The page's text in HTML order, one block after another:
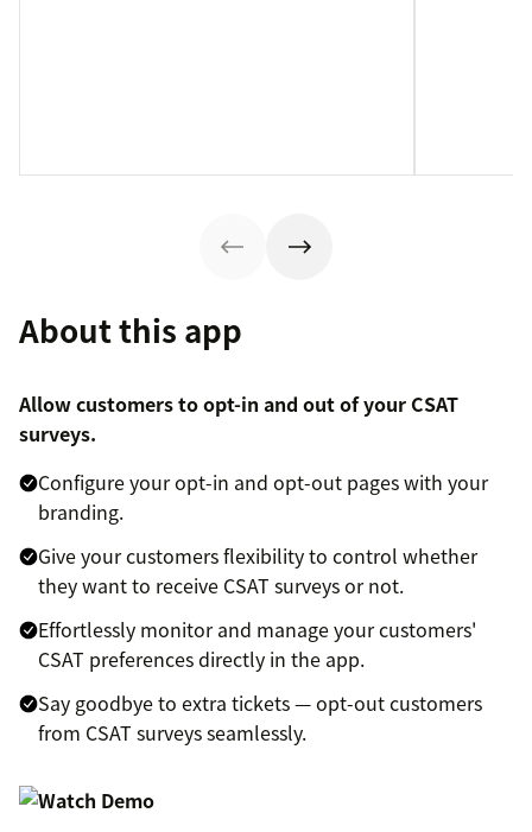
About this app
Allow customers to opt-in and out of your CSAT
surveys.
Configure your opt-in and opt-out pages with your
branding.
Give your customers flexibility to control whether
they want to receive CSAT surveys or not.
Effortlessly monitor and manage your customers'
CSAT preferences directly in the app.
Say goodbye to extra tickets — opt-out customers
from CSAT surveys seamlessly.